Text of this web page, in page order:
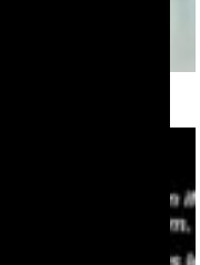
изнанку армии